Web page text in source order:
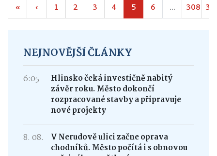
« ‹ 1 2 3 4 5 6 ... 308
NEJNOVĚJŠÍ ČLÁNKY
6:05
Hlinsko čeká investičně nabitý
závěr roku. Město dokončí
rozpracované stavby a připravuje
nové projekty
8. 08.
V Nerudově ulici začne oprava
chodníků. Město počítá i s obnovou